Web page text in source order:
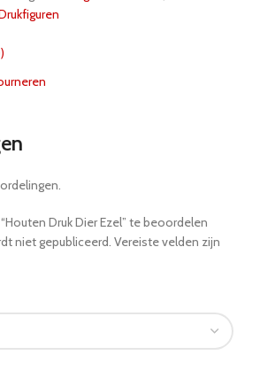
Druk Dier Ezel” te beoordelen
niet gepubliceerd. Vereiste velden zijn